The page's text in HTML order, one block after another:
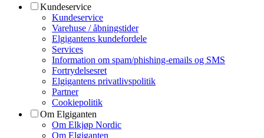
Kundeservice
Kundeservice
Varehuse / åbningstider
Elgigantens kundefordele
Services
Information om spam/phishing-emails og SMS
Fortrydelsesret
Elgigantens privatlivspolitik
Partner
Cookiepolitik
Om Elgiganten
Om Elkjøp Nordic
Om Elgiganten